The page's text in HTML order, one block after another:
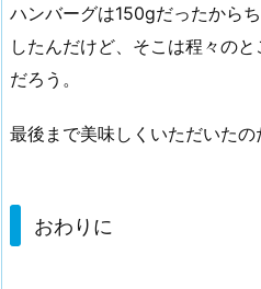
ハンバーグは150gだったから
したんだけど、そこは程々の
だろう。
最後まで美味しくいただいたの
おわりに